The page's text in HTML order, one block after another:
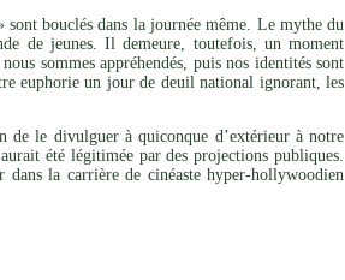
bouclés dans la journée même. Le mythe du
de jeunes. Il demeure, toutefois, un moment
sommes appréhendés, puis nos identités sont
euphorie un jour de deuil national ignorant, les
le divulguer à quiconque d’extérieur à notre
été légitimée par des projections publiques.
la carrière de cinéaste hyper-hollywoodien